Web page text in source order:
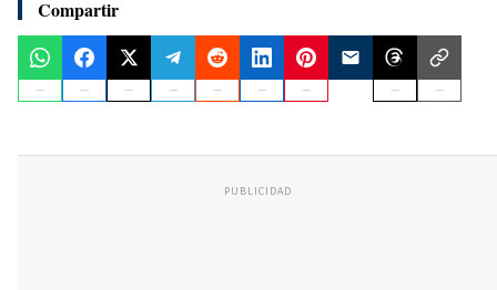
Compartir
PUBLICIDAD